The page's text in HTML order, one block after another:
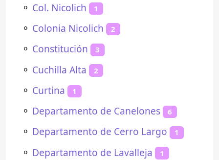
⚬ Col. Nicolich 1
⚬ Colonia Nicolich 2
⚬ Constitución 3
⚬ Cuchilla Alta 2
⚬ Curtina 1
⚬ Departamento de Canelones 6
⚬ Departamento de Cerro Largo 1
⚬ Departamento de Lavalleja 1